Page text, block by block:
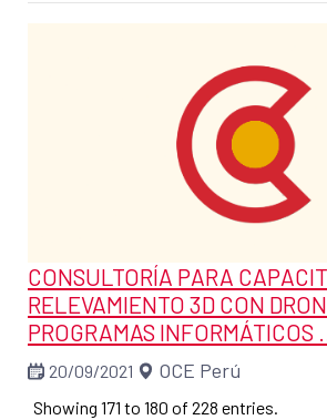
CONSULTORÍA PARA
RELEVAMIENTO 3D CON
PROGRAMAS INFORMÁTICOS ...
20/09/2021 OCE Perú
Showing 171 to 180 of 228 entries.